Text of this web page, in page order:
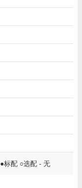
●标配 ○选配 - 无